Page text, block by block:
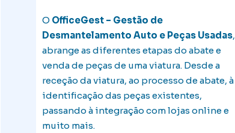
O OfficeGest – Gestão de
Desmantelamento Auto e Peças Usadas,
abrange as diferentes etapas do abate e
venda de peças de uma viatura. Desde a
receção da viatura, ao processo de abate, à
identificação das peças existentes,
passando à integração com lojas online e
muito mais.